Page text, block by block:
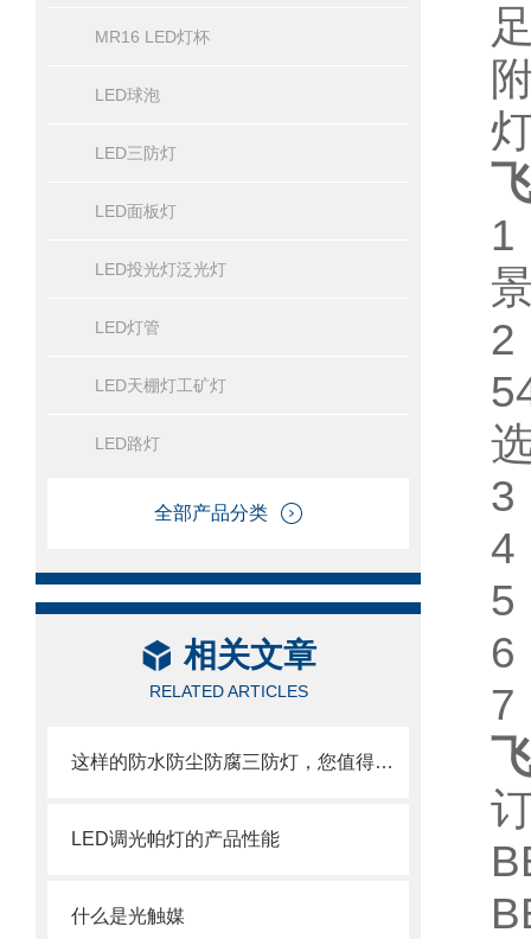
MR16 LED灯杯
LED球泡
LED三防灯
LED面板灯
LED投光灯泛光灯
LED灯管
LED天棚灯工矿灯
LED路灯
全部产品分类
相关文章
RELATED ARTICLES
这样的防水防尘防腐三防灯，您值得拥有
LED调光帕灯的产品性能
什么是光触媒
1
3
4
5
6
7